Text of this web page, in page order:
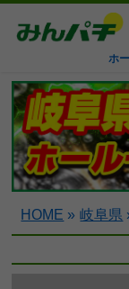
ホ
HOME » 岐阜県